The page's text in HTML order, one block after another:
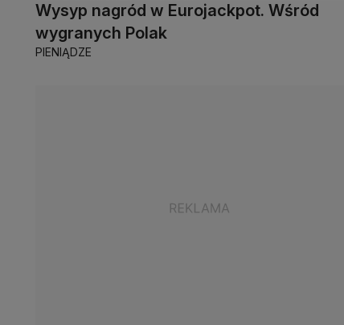
Wysyp nagród w Eurojackpot. Wśród
wygranych Polak
PIENIĄDZE